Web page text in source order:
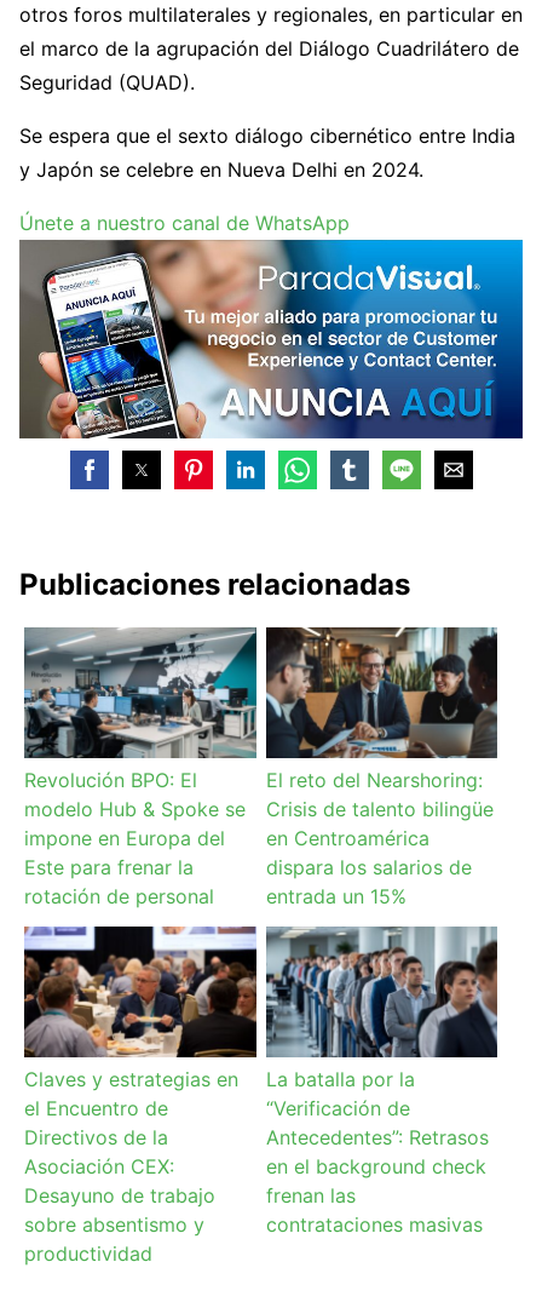
otros foros multilaterales y regionales, en particular en
el marco de la agrupación del Diálogo Cuadrilátero de
Seguridad (QUAD).
Se espera que el sexto diálogo cibernético entre India
y Japón se celebre en Nueva Delhi en 2024.
Únete a nuestro canal de WhatsApp
Publicaciones relacionadas
Revolución BPO: El
modelo Hub & Spoke se
impone en Europa del
Este para frenar la
rotación de personal
El reto del Nearshoring:
Crisis de talento bilingüe
en Centroamérica
dispara los salarios de
entrada un 15%
Claves y estrategias en
el Encuentro de
Directivos de la
Asociación CEX:
Desayuno de trabajo
sobre absentismo y
productividad
La batalla por la
“Verificación de
Antecedentes”: Retrasos
en el background check
frenan las
contrataciones masivas